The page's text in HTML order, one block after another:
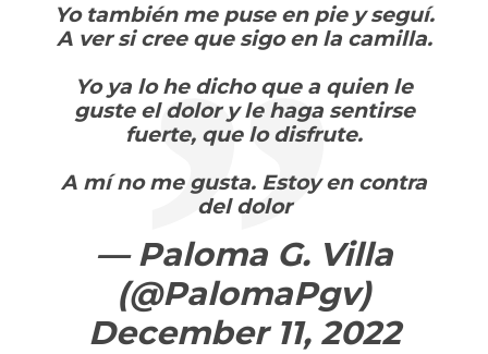
Yo también me puse en pie y seguí.
A ver si cree que sigo en la camilla.
Yo ya lo he dicho que a quien le
guste el dolor y le haga sentirse
fuerte, que lo disfrute.
A mí no me gusta. Estoy en contra
del dolor
— Paloma G. Villa
(@PalomaPgv)
December 11, 2022